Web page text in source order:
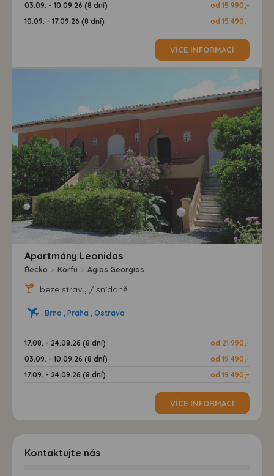
03.09. - 10.09.26 (8 dní)
od 15 990,-
10.09. - 17.09.26 (8 dní)
od 15 490,-
VÍCE INFORMACÍ
Apartmány Leonidas
Řecko > Korfu > Agios Georgios
beze stravy / snídaně
Brno , Praha , Ostrava
17.08. - 24.08.26 (8 dní)
od 21 990,-
03.09. - 10.09.26 (8 dní)
od 19 490,-
17.09. - 24.09.26 (8 dní)
od 19 490,-
VÍCE INFORMACÍ
Kontaktujte nás
máme možnost vytvářet profily založené na Vašich
zájmech. Na základě těchto informací není zpravidla
možná bezprostřední identifikace uživatele. Bez vyjádření
souhlasu, nedojde k zobrazování obsahu a reklam
přizpůsobených Vašim zájmům.